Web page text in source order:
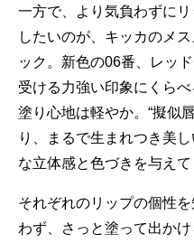
一方で、より気負わずに
したいのが、キッカのメ
ック。新色の06番、レッ
受ける力強い印象にくら
塗り心地は軽やか。“擬似
り、まるで生まれつき美
な立体感と色づきを与えて
それぞれのリップの個性
わず、さっと塗って出かけ